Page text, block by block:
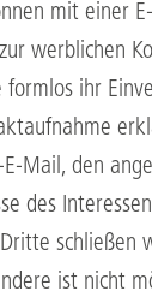
mit einer
werblichen
formlos ihr
Mail, den
des
schließen
ist nicht